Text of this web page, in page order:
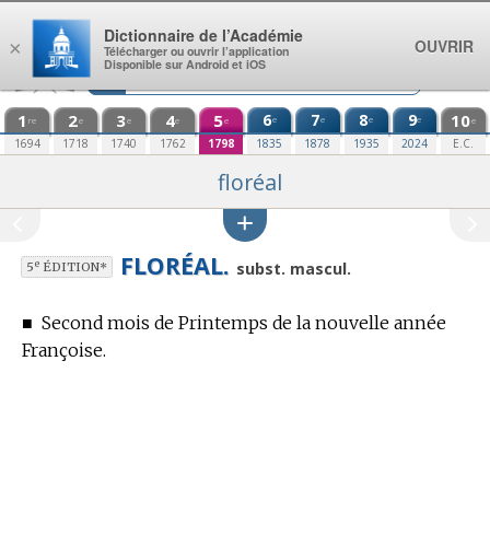
Aller au contenu
1 re
1694
2e
1718
3e
1740
4e
1762
5e
1798
6e
1835
7e
1878
8e
1935
9e
2024
10e
E.C.
floréal
5eÉDITION* FLORÉAL. subst. mascul.
■ Second mois de Printemps de la nouvelle année
Françoise.
×
Dictionnaire de l’Académie
Télécharger ou ouvrir l’application
Disponible sur Android et iOS
OUVRIR